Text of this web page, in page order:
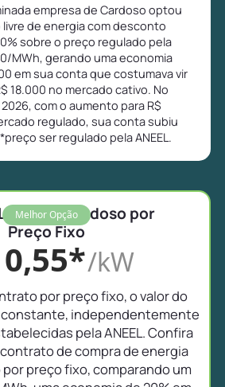
empresa de Cardoso optou
de energia com desconto
sobre o preço regulado pela
MWh, gerando uma economia
em sua conta que costumava vir
18.000 no mercado cativo. No
com o aumento para R$
regulado, sua conta subiu
ser regulado pela ANEEL.
Melhor Opção
em Cardoso por
Preço Fixo
0,55*/kW
por preço fixo, o valor do
constante, independentemente
pela ANEEL. Confira
de compra de energia
preço fixo, comparando um